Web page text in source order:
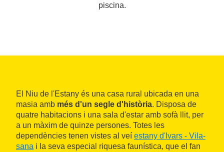
piscina.
El Niu de l'Estany és una casa rural ubicada en una
masia amb més d'un segle d'història. Disposa de
quatre habitacions i una sala d'estar amb sofà llit, per
a un màxim de quinze persones. Totes les
dependències tenen vistes al veí estany d'Ivars - Vila-
sana i la seva especial riquesa faunística, que el fan